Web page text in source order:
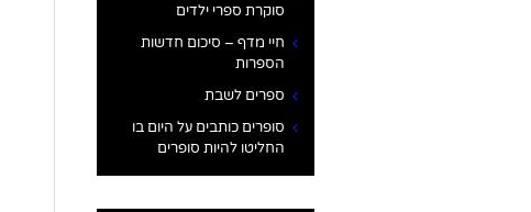
סוקרת ספרי ילדים
חיי מדף – סיכום חדשות
הספרות
ספרים לשבת
סופרים כותבים על היום בו
החליטו להיות סופרים